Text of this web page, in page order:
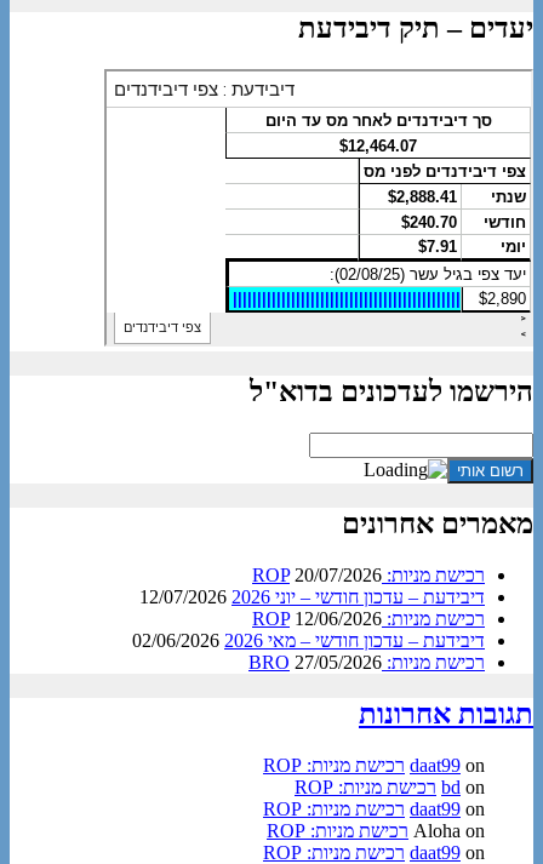
יעדים – תיק דיבידעת
הירשמו לעדכונים בדוא"ל
מאמרים אחרונים
רכישת מניות: ROP 20/07/2026
דיבידעת – עדכון חודשי – יוני 2026
12/07/2026
רכישת מניות: ROP 12/06/2026
דיבידעת – עדכון חודשי – מאי 2026
02/06/2026
רכישת מניות: BRO 27/05/2026
תגובות אחרונות
daat99 on
רכישת מניות: ROP
bd on
רכישת מניות: ROP
daat99 on
רכישת מניות: ROP
Aloha on
רכישת מניות: ROP
daat99 on רכישת מניות: ROP